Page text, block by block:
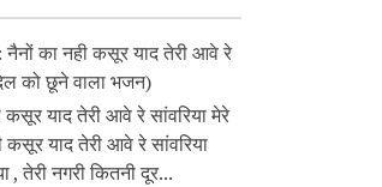
का नही कसूर याद तेरी आवे रे
को छूने वाला भजन)
कसूर याद तेरी आवे रे सांवरिया मेरे
कसूर याद तेरी आवे रे सांवरिया
तेरी नगरी कितनी दूर...